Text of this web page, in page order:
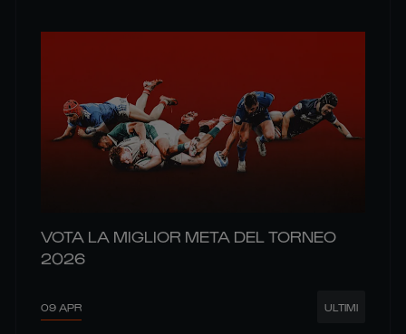
VOTA LA MIGLIOR META DEL TORNEO
2026
09 APR ULTIMI